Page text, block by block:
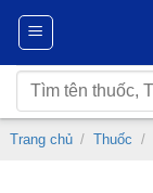
Chuyển
nội
dung
Tìm
kiếm:
Trang chủ / Thuốc /